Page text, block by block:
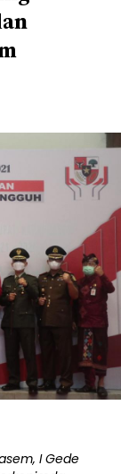
I Gede